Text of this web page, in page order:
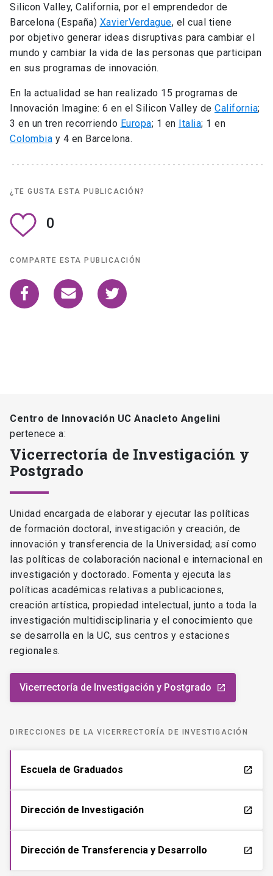
Silicon Valley, California, por el emprendedor de
Barcelona (España) XavierVerdague, el cual tiene
por objetivo generar ideas disruptivas para cambiar el
mundo y cambiar la vida de las personas que participan
en sus programas de innovación.
En la actualidad se han realizado 15 programas de
Innovación Imagine: 6 en el Silicon Valley de California;
3 en un tren recorriendo Europa; 1 en Italia; 1 en
Colombia y 4 en Barcelona.
¿TE GUSTA ESTA PUBLICACIÓN?
0
COMPARTE ESTA PUBLICACIÓN
Centro de Innovación UC Anacleto Angelini
pertenece a:
Vicerrectoría de Investigación y
Postgrado
Unidad encargada de elaborar y ejecutar las políticas
de formación doctoral, investigación y creación, de
innovación y transferencia de la Universidad; así como
las políticas de colaboración nacional e internacional en
investigación y doctorado. Fomenta y ejecuta las
políticas académicas relativas a publicaciones,
creación artística, propiedad intelectual, junto a toda la
investigación multidisciplinaria y el conocimiento que
se desarrolla en la UC, sus centros y estaciones
regionales.
Vicerrectoría de Investigación y Postgrado launch
DIRECCIONES DE LA VICERRECTORÍA DE INVESTIGACIÓN
Escuela de Graduados launch
Dirección de Investigación launch
Dirección de Transferencia y Desarrollo launch